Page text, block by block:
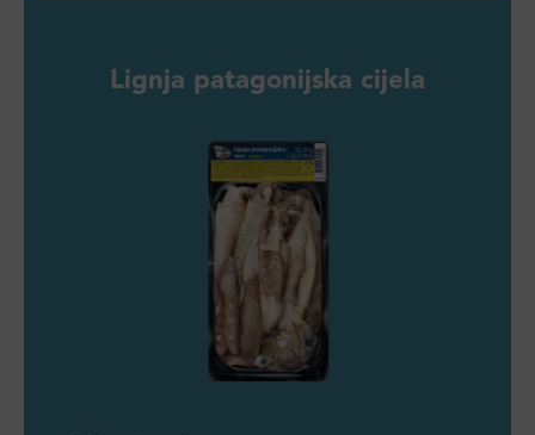
Lignja patagonijska cijela